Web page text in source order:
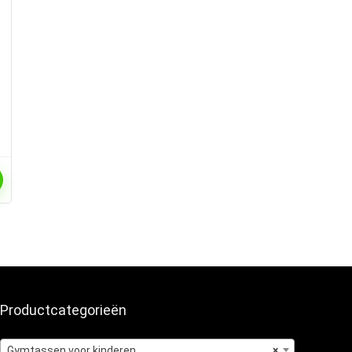
Productcategorieën